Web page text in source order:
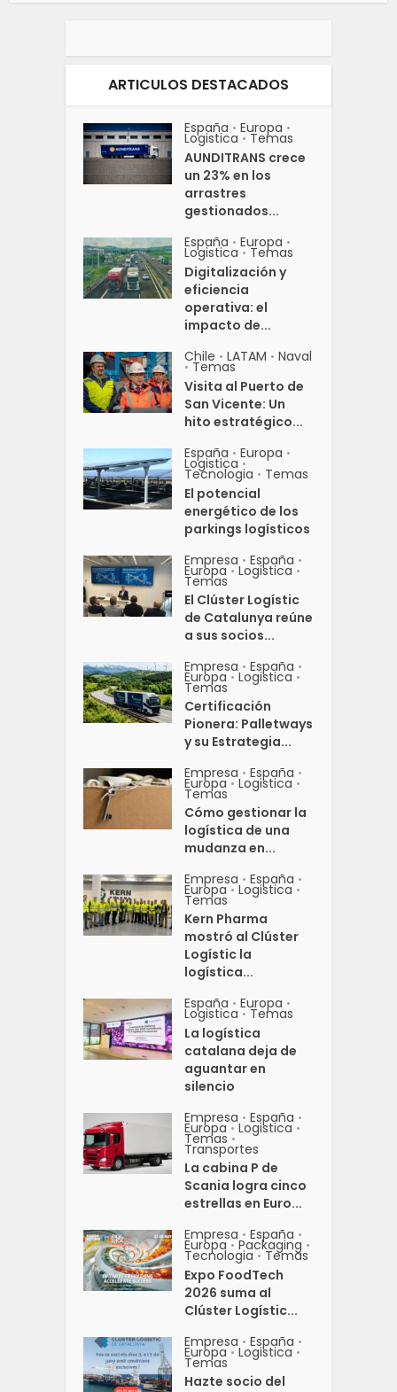
ARTICULOS DESTACADOS
España • Europa •
Logistica • Temas
AUNDITRANS crece
un 23% en los
arrastres
gestionados...
España • Europa •
Logistica • Temas
Digitalización y
eficiencia
operativa: el
impacto de...
Chile • LATAM • Naval
• Temas
Visita al Puerto de
San Vicente: Un
hito estratégico...
España • Europa •
Logistica •
Tecnologia • Temas
El potencial
energético de los
parkings logísticos
Empresa • España •
Europa • Logistica •
Temas
El Clúster Logístic
de Catalunya reúne
a sus socios...
Empresa • España •
Europa • Logistica •
Temas
Certificación
Pionera: Palletways
y su Estrategia...
Empresa • España •
Europa • Logistica •
Temas
Cómo gestionar la
logística de una
mudanza en...
Empresa • España •
Europa • Logistica •
Temas
Kern Pharma
mostró al Clúster
Logístic la
logística...
España • Europa •
Logistica • Temas
La logística
catalana deja de
aguantar en
silencio
Empresa • España •
Europa • Logistica •
Temas •
Transportes
La cabina P de
Scania logra cinco
estrellas en Euro...
Empresa • España •
Europa • Packaging •
Tecnologia • Temas
Expo FoodTech
2026 suma al
Clúster Logístic...
Empresa • España •
Europa • Logistica •
Temas
Hazte socio del